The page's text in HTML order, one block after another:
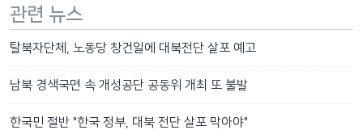
관련 뉴스
탈북자단체, 노동당 창건일에 대북전단 살포 예고
남북 경색국면 속 개성공단 공동위 개최 또 불발
한국민 절반 "한국 정부, 대북 전단 살포 막아야"